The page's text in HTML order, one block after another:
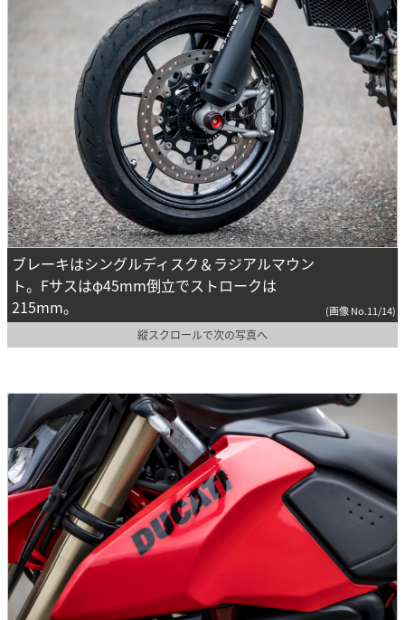
ブレーキはシングルディスク＆ラジアルマウン
ト。Fサスはφ45mm倒立でストロークは
215mm。
(画像 No.11/14)
縦スクロールで次の写真へ